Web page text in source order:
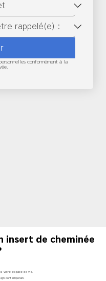
conformément à la
insert de cheminée
votre espace de vie.
contemporain.